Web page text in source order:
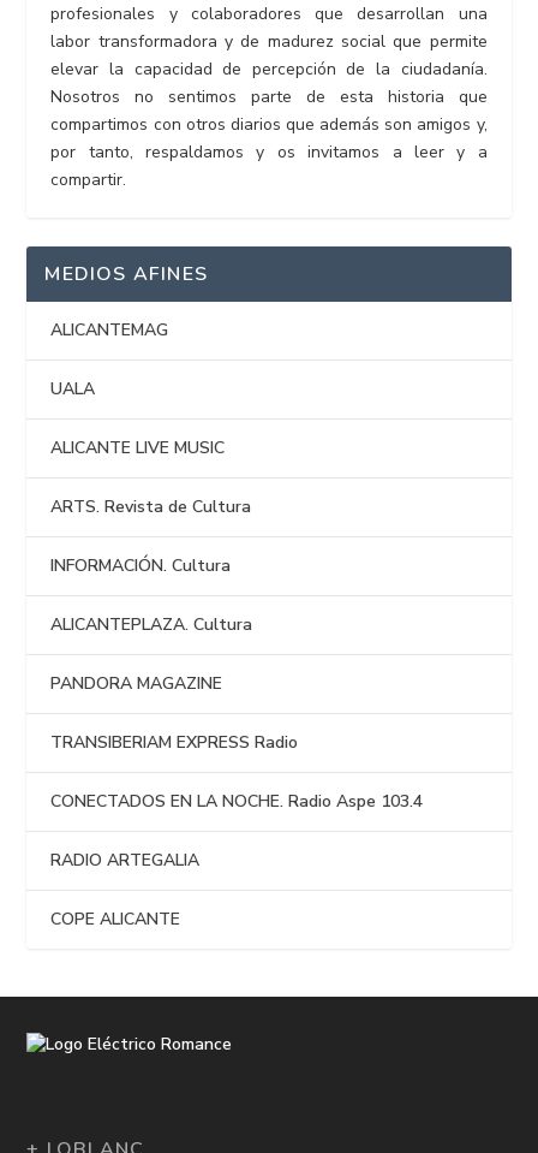
profesionales y colaboradores que desarrollan una
labor transformadora y de madurez social que permite
elevar la capacidad de percepción de la ciudadanía.
Nosotros no sentimos parte de esta historia que
compartimos con otros diarios que además son amigos y,
por tanto, respaldamos y os invitamos a leer y a
compartir.
MEDIOS AFINES
ALICANTEMAG
UALA
ALICANTE LIVE MUSIC
ARTS. Revista de Cultura
INFORMACIÓN. Cultura
ALICANTEPLAZA. Cultura
PANDORA MAGAZINE
TRANSIBERIAM EXPRESS Radio
CONECTADOS EN LA NOCHE. Radio Aspe 103.4
RADIO ARTEGALIA
COPE ALICANTE